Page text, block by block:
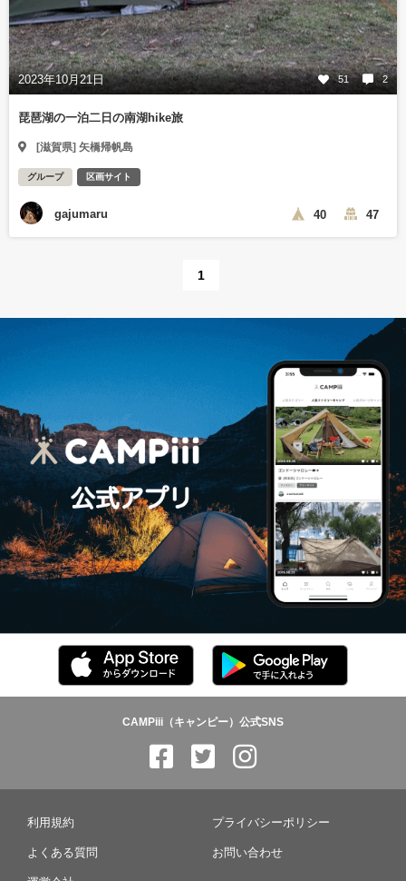
2023年10月21日 51 2
琵琶湖の一泊二日の南湖hike旅
[滋賀県] 矢橋帰帆島
グループ 区画サイト
gajumaru 40 47
1
CAMPiii（キャンピー）公式SNS
利用規約 プライバシーポリシー
よくある質問 お問い合わせ